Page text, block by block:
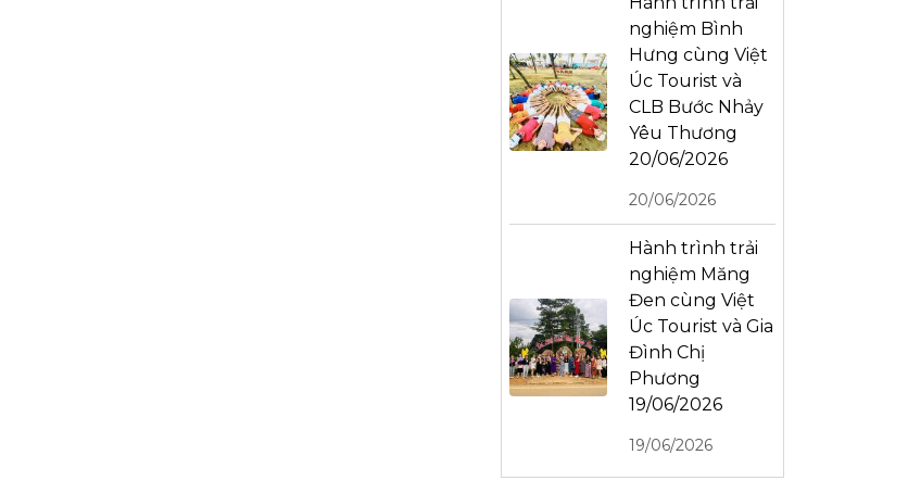
nghiệm Bình
Hưng cùng Việt
Úc Tourist và
CLB Bước Nhảy
Yêu Thương
20/06/2026
20/06/2026
Hành trình trải
nghiệm Măng
Đen cùng Việt
Úc Tourist và Gia
Đình Chị
Phương
19/06/2026
19/06/2026